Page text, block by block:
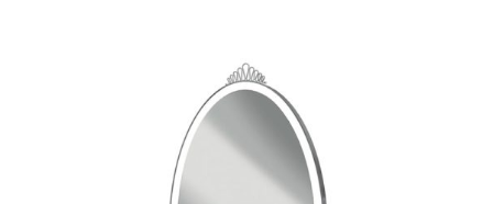
CHF 3199.00. CHF 2329.00.